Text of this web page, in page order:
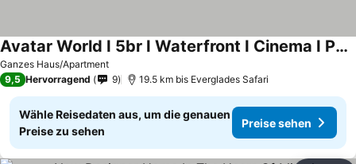
Ganzes Haus/Apartment
Avatar World I 5br I Waterfront I Cinema I Pool I Game Room I Theme Room Nn
9,5 Hervorragend 9 19.5 km bis Everglades Safari
Wähle Reisedaten aus, um die genauen
Preise zu sehen
Preise sehen